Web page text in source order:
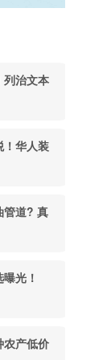
列治文本
！华人装
管道? 真
光！
农产低价